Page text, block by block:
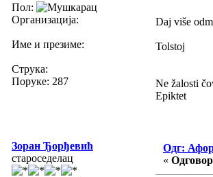
Пол:
Организација:
Име и презиме:
Струка:
Поруке: 287
Daj više
Tolstoj
Ne žalosti
Epiktet
Зоран Ђорђевић
староседелац
Одг:
«